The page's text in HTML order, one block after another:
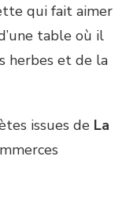
qui fait aimer
table où il
herbes et de la
issues de La